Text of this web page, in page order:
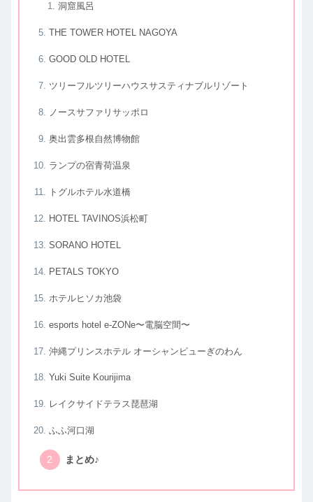
洞窟風呂
THE TOWER HOTEL NAGOYA
GOOD OLD HOTEL
ツリーフルツリーハウスサスティナブルリゾート
ノースサファリサッポロ
奥出雲多根自然博物館
ランプの宿青荷温泉
トグルホテル水道橋
HOTEL TAVINOS浜松町
SORANO HOTEL
PETALS TOKYO
ホテルヒソカ池袋
esports hotel e-ZONe〜電脳空間〜
沖縄プリンスホテル オーシャンビューぎのわん
Yuki Suite Kourijima
レイクサイドテラス琵琶湖
ふふ河口湖
まとめ♪